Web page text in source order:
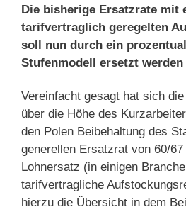
Die bisherige Ersatzrate mit
tarifvertraglich geregelten
soll nun durch ein
Stufenmodell ersetzt werden
Vereinfacht gesagt hat sich
über die Höhe des
den Polen Beibehaltung des
generellen Ersatzrat von 60/
Lohnersatz (in einigen
tarifvertragliche
hierzu die Übersicht in dem